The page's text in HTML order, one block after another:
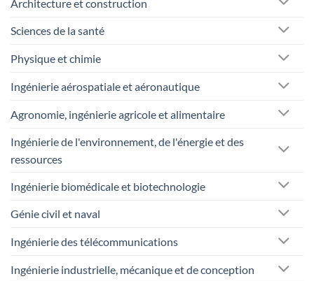
Architecture et construction
Sciences de la santé
Physique et chimie
Ingénierie aérospatiale et aéronautique
Agronomie, ingénierie agricole et alimentaire
Ingénierie de l'environnement, de l'énergie et des
ressources
Ingénierie biomédicale et biotechnologie
Génie civil et naval
Ingénierie des télécommunications
Ingénierie industrielle, mécanique et de conception